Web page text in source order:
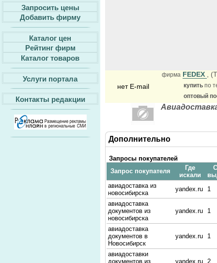
Запросить цены
Добавить фирму
Каталог цен
Рейтинг фирм
Каталог товаров
Услуги портала
Контакты редакции
нет E-mail
фирма FEDEX ,
купить по
оптовый
Дополнительно
Запросы покупателей
Запрос покупателя
Где
искали
авиадоставка из
новосибирска
yandex.ru
1
авиадоставка
документов из
новосибирска
yandex.ru 1
авиадоставка
документов в
Новосибирск
yandex.ru 1
авиадоставки
документов из
yandex.ru 2